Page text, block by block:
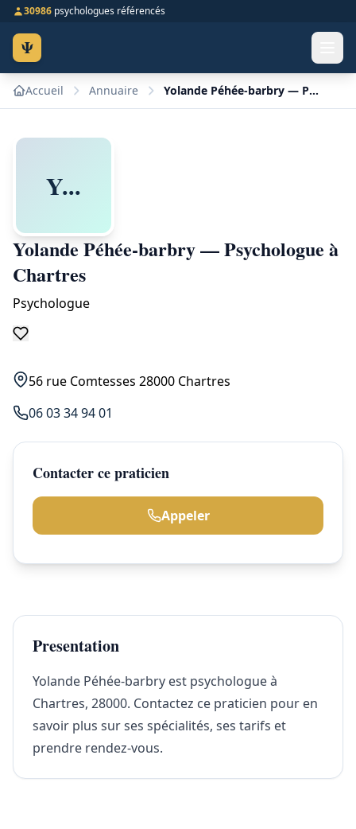
30986 psychologues référencés
Ψ
Accueil Annuaire Yolande Péhée-barbry — Psychologue à Chartres
Y...
Yolande Péhée-barbry — Psychologue à
Chartres
Psychologue
56 rue Comtesses 28000 Chartres
06 03 34 94 01
Contacter ce praticien
Appeler
Presentation
Yolande Péhée-barbry est psychologue à
Chartres, 28000. Contactez ce praticien pour en
savoir plus sur ses spécialités, ses tarifs et
prendre rendez-vous.